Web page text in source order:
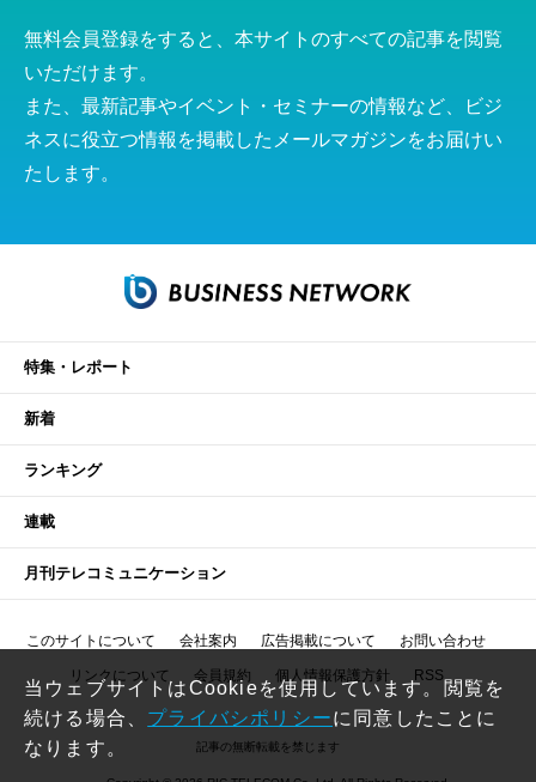
無料会員登録をすると、本サイトのすべての記事を閲覧
いただけます。
また、最新記事やイベント・セミナーの情報など、ビジ
ネスに役立つ情報を掲載したメールマガジンをお届けい
たします。
特集・レポート
新着
ランキング
連載
月刊テレコミュニケーション
このサイトについて 会社案内 広告掲載について お問い合わせ
リンクについて 会員規約 個人情報保護方針 RSS
記事の無断転載を禁じます
当ウェブサイトはCookieを使用しています。閲覧を
続ける場合、 プライバシポリシーに同意したことに
なります。